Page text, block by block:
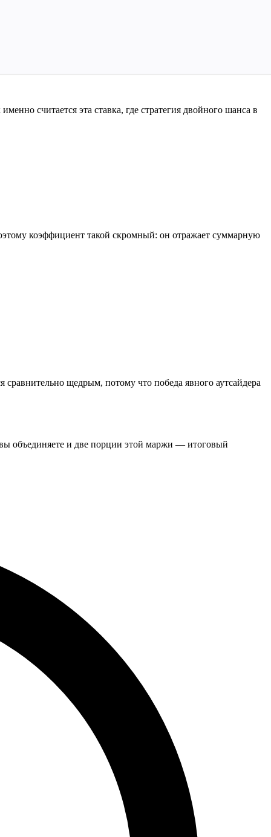
считается эта ставка, где стратегия двойного шанса в
коэффициент такой скромный: он отражает суммарную
щедрым, потому что победа явного аутсайдера
объединяете и две порции этой маржи — итоговый